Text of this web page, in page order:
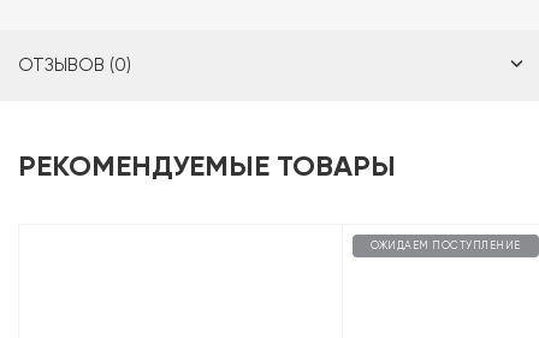
ОТЗЫВОВ (0)
РЕКОМЕНДУЕМЫЕ ТОВАРЫ
ОЖИДАЕМ ПОСТУПЛЕНИЕ